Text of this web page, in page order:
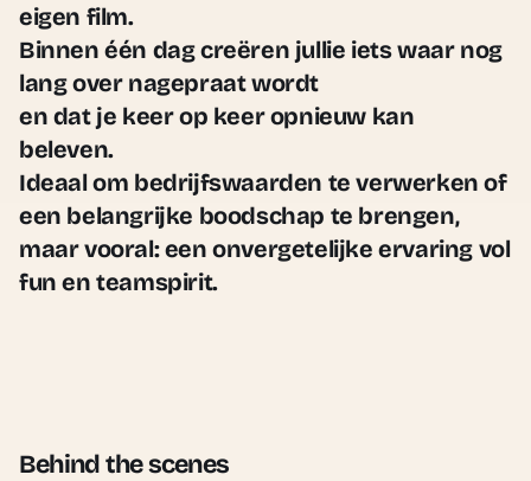
eigen film.
Binnen één dag creëren jullie iets waar nog
lang over nagepraat wordt
en dat je keer op keer opnieuw kan
beleven.
Ideaal om bedrijfswaarden te verwerken of
een belangrijke boodschap te brengen,
maar vooral:een onvergetelijke ervaring vol
fun en teamspirit.
Behind the scenes